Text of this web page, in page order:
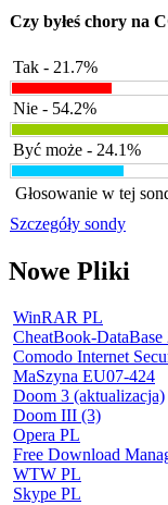
Czy byłeś chory na
Tak - 21.7%
Nie - 54.2%
Być może - 24.1%
Głosowanie w tej
Szczegóły sondy
Nowe Pliki
WinRAR PL
CheatBook-DataBase
Comodo Internet
MaSzyna EU07-424
Doom 3 (aktualizacja)
Doom III (3)
Opera PL
Free Download
WTW PL
Skype PL